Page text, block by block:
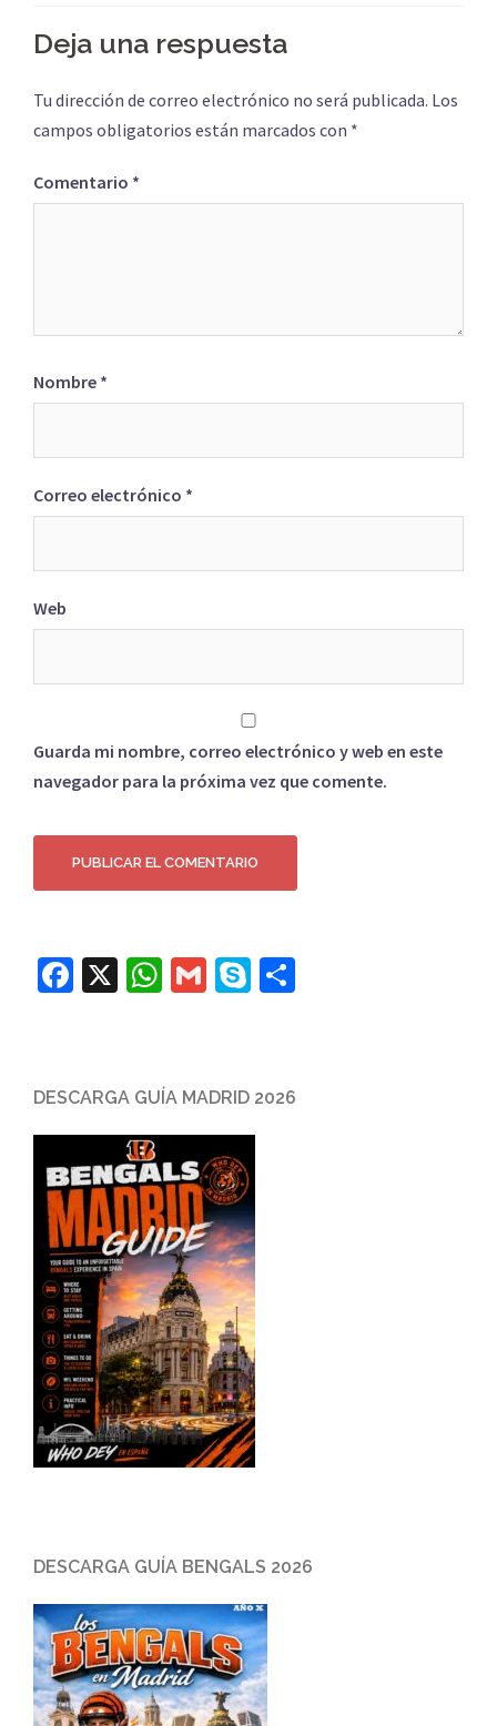
Deja una respuesta
Tu dirección de correo electrónico no será publicada. Los
campos obligatorios están marcados con *
Comentario *
Nombre *
Correo electrónico *
Web
Guarda mi nombre, correo electrónico y web en este
navegador para la próxima vez que comente.
Facebook
X WhatsApp
Gmail
Skype
DESCARGA GUÍA MADRID 2026
DESCARGA GUÍA BENGALS 2026